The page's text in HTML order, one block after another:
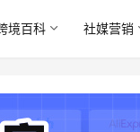
境百科 社媒营销